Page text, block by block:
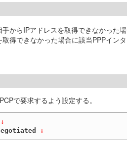
からIPアドレスを取得できなかった
得できなかった場合に該当PPPイン
で要求するよう設定する。
↓
↓